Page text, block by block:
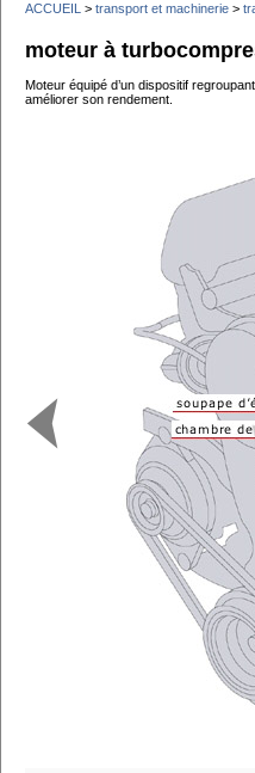
ACCUEIL > transport et machinerie >
moteur à
Moteur équipé d’un dispositif
améliorer son rendement.